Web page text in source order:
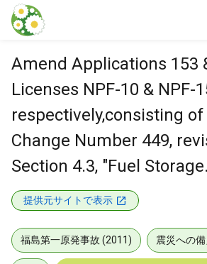
本文に飛ぶ
Amend Applications 153
Licenses NPF-10 & NPF-
respectively,consisting of
Change Number 449,
Section 4.3, "Fuel
提供元サイトで表示
福島第一原発事故 (2011) 震災への備